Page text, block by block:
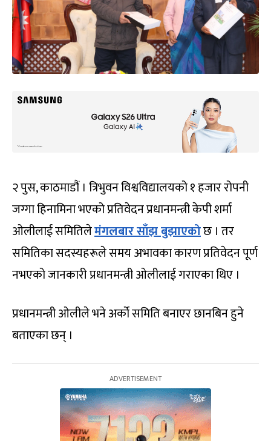
२ पुस, काठमाडौं । त्रिभुवन विश्वविद्यालयको १ हजार रोपनी
जग्गा हिनामिना भएको प्रतिवेदन प्रधानमन्त्री केपी शर्मा
ओलीलाई समितिलेमंगलबार साँझ बुझाएकोछ । तर
समितिका सदस्यहरूले समय अभावका कारण प्रतिवेदन पूर्ण
नभएको जानकारी प्रधानमन्त्री ओलीलाई गराएका थिए ।
प्रधानमन्त्री ओलीले भने अर्को समिति बनाएर छानबिन हुने
बताएका छन् ।